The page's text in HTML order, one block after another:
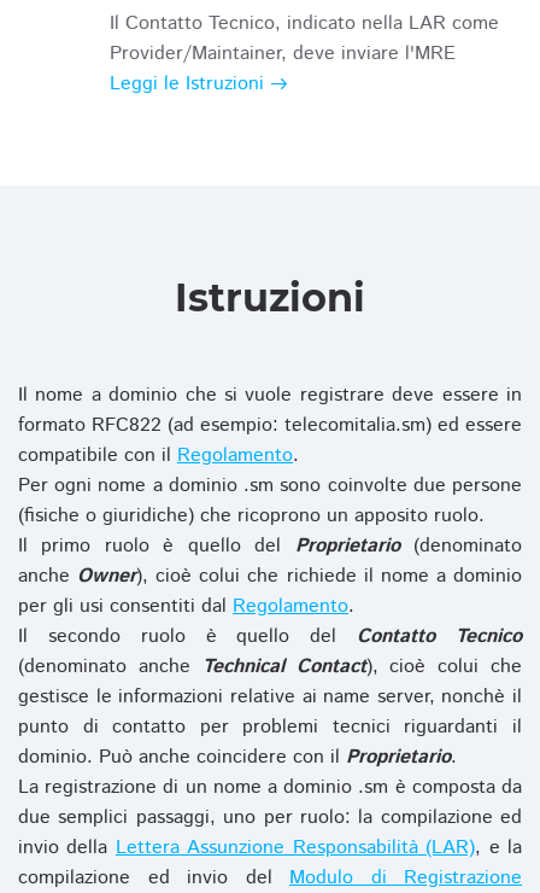
Il Contatto Tecnico, indicato nella LAR come
Provider/Maintainer, deve inviare l'MRE
Leggi le Istruzioni
Istruzioni
Il nome a dominio che si vuole registrare deve essere in
formato RFC822 (ad esempio: telecomitalia.sm) ed essere
compatibile con il Regolamento.
Per ogni nome a dominio .sm sono coinvolte due persone
(fisiche o giuridiche) che ricoprono un apposito ruolo.
Il primo ruolo è quello del Proprietario(denominato
anche Owner), cioè colui che richiede il nome a dominio
per gli usi consentiti dal Regolamento.
Il secondo ruolo è quello del Contatto Tecnico
(denominato anche Technical Contact), cioè colui che
gestisce le informazioni relative ai name server, nonchè il
punto di contatto per problemi tecnici riguardanti il
dominio. Può anche coincidere con il Proprietario.
La registrazione di un nome a dominio .sm è composta da
due semplici passaggi, uno per ruolo: la compilazione ed
invio dellaLettera Assunzione Responsabilità (LAR), e la
compilazione ed invio del Modulo di Registrazione